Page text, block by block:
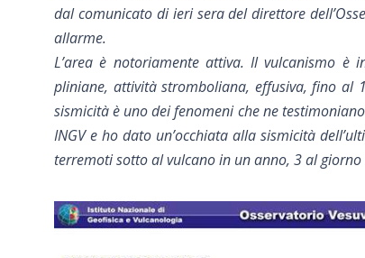
dal comunicato di ieri sera del direttore
allarme.
L’area è notoriamente attiva. Il vulcanismo è
pliniane, attività stromboliana, effusiva, fino al
sismicità è uno dei fenomeni che ne
INGV e ho dato un’occhiata alla sismicità
terremoti sotto al vulcano in un anno, 3 al